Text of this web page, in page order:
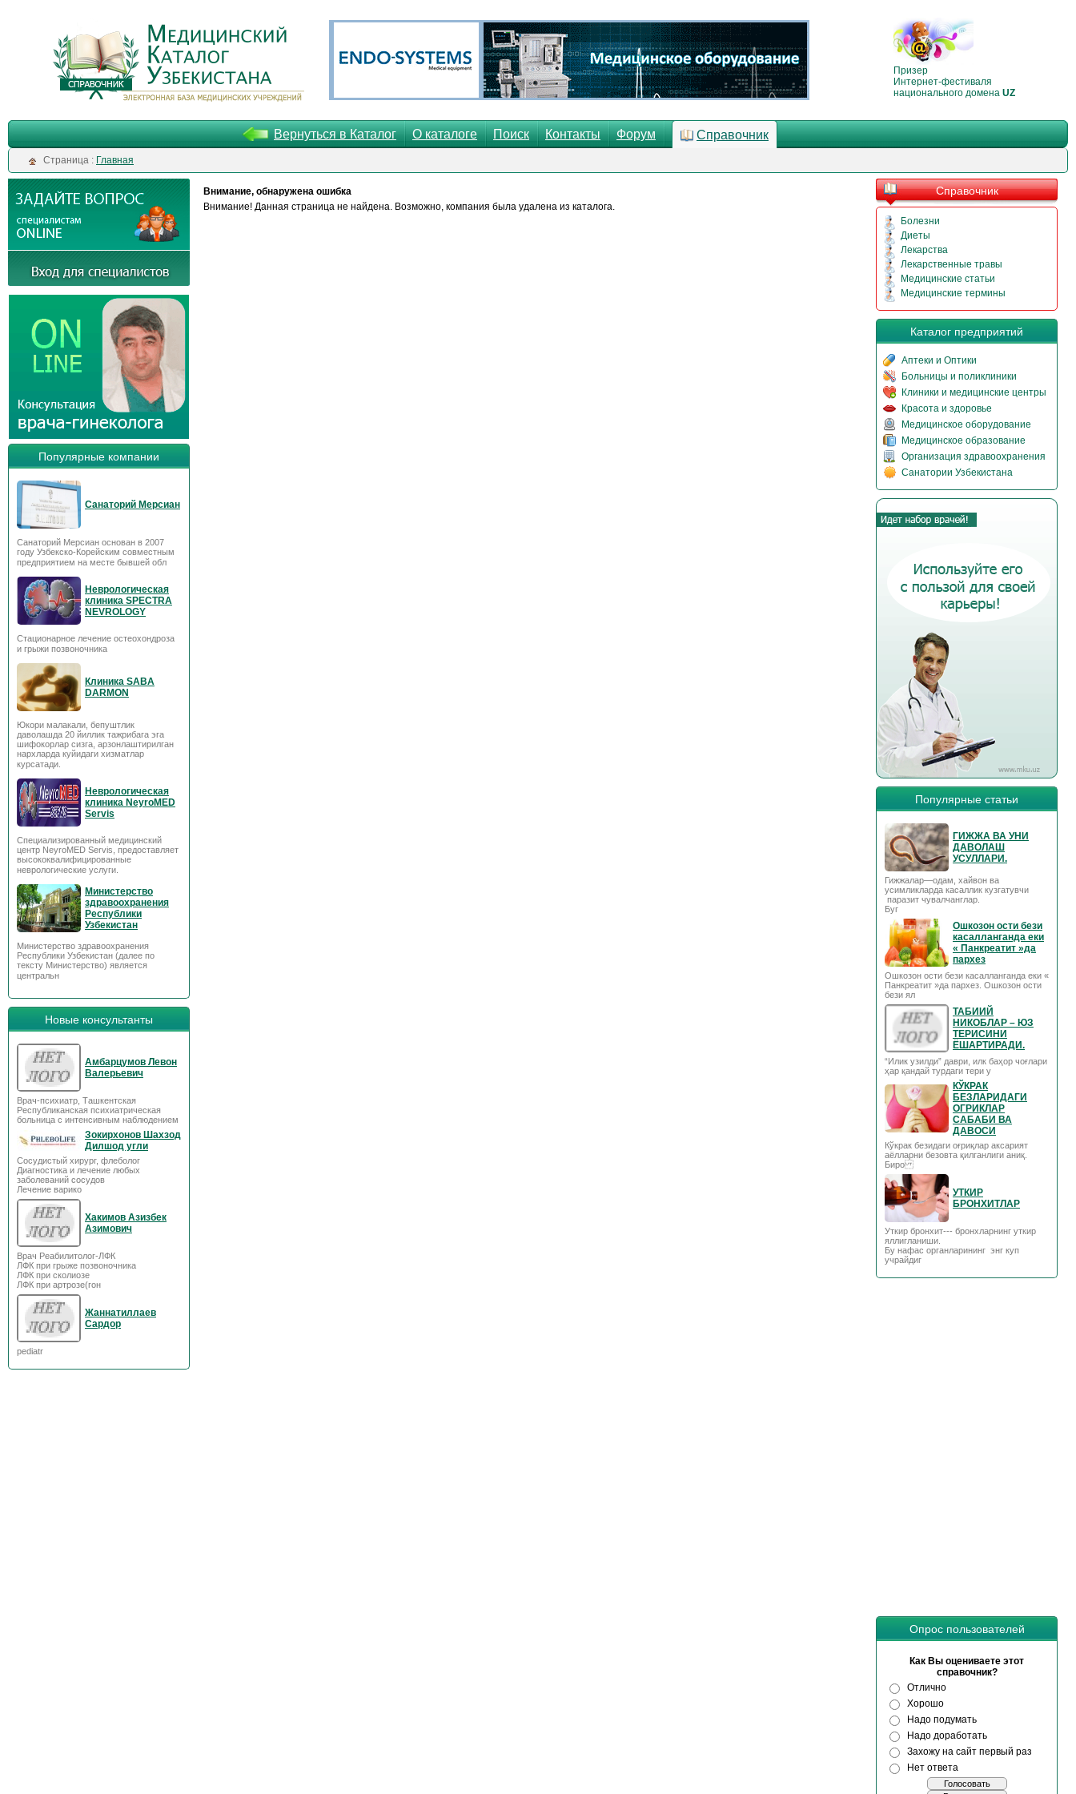
Призер
Интернет-фестиваля
национального домена UZ
Вернуться в Каталог О каталоге Поиск Контакты Форум Справочник
Cтраница : Главная
Популярные компании
Санаторий Мерсиан
Санаторий Мерсиан основан в 2007
году Узбекско-Корейским совместным
предприятием на месте бывшей обл
Неврологическая
клиника SPECTRA
NEVROLOGY
Стационарное лечение остеохондроза
и грыжи позвоночника
Клиника SABA
DARMON
Юкори малакали, бепуштлик
даволашда 20 йиллик тажрибага эга
шифокорлар сизга, арзонлаштирилган
нархларда куйидаги хизматлар
курсатади.
Неврологическая
клиника NeyroMED
Servis
Специализированный медицинский
центр NeyroMED Servis, предоставляет
высококвалифицированные
неврологические услуги.
Министерство
здравоохранения
Республики
Узбекистан
Министерство здравоохранения
Республики Узбекистан (далее по
тексту Министерство) является
центральн
Новые консультанты
Амбарцумов Левон
Валерьевич
Врач-психиатр, Ташкентская
Республиканская психиатрическая
больница с интенсивным наблюдением
Зокирхонов Шахзод
Дилшод угли
Сосудистый хирург, флеболог
Диагностика и лечение любых
заболеваний сосудов
Лечение варико
Хакимов Азизбек
Азимович
Врач Реабилитолог-ЛФК
ЛФК при грыже позвоночника
ЛФК при сколиозе
ЛФК при артрозе(гон
Жаннатиллаев
Сардор
pediatr
Внимание, обнаружена ошибка
Внимание! Данная страница не найдена. Возможно, компания была удалена из каталога.
Справочник
Болезни
Диеты
Лекарства
Лекарственные травы
Медицинские статьи
Медицинские термины
Каталог предприятий
Аптеки и Оптики
Больницы и поликлиники
Клиники и медицинские центры
Красота и здоровье
Медицинское оборудование
Медицинское образование
Организация здравоохранения
Санатории Узбекистана
Популярные статьи
ГИЖЖА ВА УНИ
ДАВОЛАШ
УСУЛЛАРИ.
Гижжалар—одам, хайвон ва
усимликларда касаллик кузгатувчи
паразит чувалчанглар.
Буг
Ошкозон ости бези
касалланганда еки
« Панкреатит »да
пархез
Ошкозон ости бези касалланганда еки «
Панкреатит »да пархез. Ошкозон ости
бези ял
ТАБИИЙ
НИКОБЛАР – ЮЗ
ТЕРИСИНИ
ЁШАРТИРАДИ.
“Илик узилди” даври, илк баҳор чоғлари
ҳар қандай турдаги тери у
КЎКРАК
БЕЗЛАРИДАГИ
ОГРИКЛАР
САБАБИ ВА
ДАВОСИ
Кўкрак безидаги оғриқлар аксарият
аёлларни безовта қилганлиги аниқ.
Биро
УТКИР
БРОНХИТЛАР
Уткир бронхит--- бронхларнинг уткир
яллигланиши.
Бу нафас органларининг энг куп
учрайдиг
Опрос пользователей
Как Вы оцениваете этот
справочник?
Отлично
Хорошо
Надо подумать
Надо доработать
Захожу на сайт первый раз
Нет ответа